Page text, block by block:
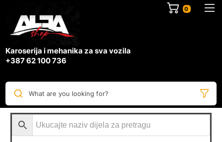
0
Karoserija i mehanika za sva vozila
+387 62 100 736
What are you looking for?